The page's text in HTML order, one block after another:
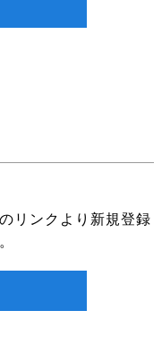
リンクより新規登録